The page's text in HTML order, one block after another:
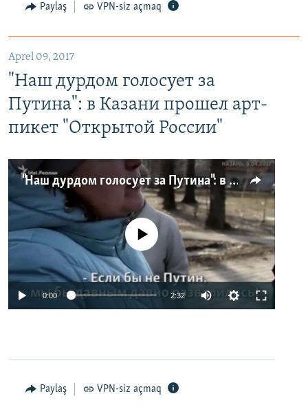
Paylaş VPN-siz açmaq
Aprel 09, 2017
"Наш дурдом голосует за
Путина": в Казани прошел арт-
пикет "Открытой России"
"Наш дурдом голосует за Путина": в Казани прошел арт-пикет "Открытой России"
No media source currently available
0:00 2:32
Paylaş VPN-siz açmaq